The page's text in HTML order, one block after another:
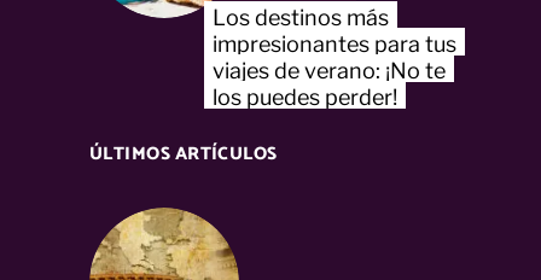
Los destinos más
impresionantes para tus
viajes de verano: ¡No te
los puedes perder!
ÚLTIMOS ARTÍCULOS